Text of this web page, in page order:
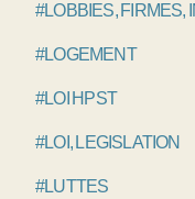
#LOBBIES, FIRMES,
#LOGEMENT
#LOI HPST
#LOI, LEGISLATION
#LUTTES